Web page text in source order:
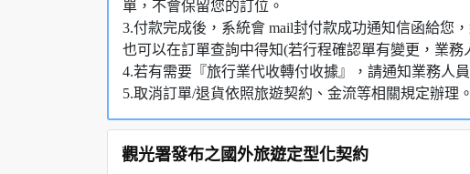
單，不會保留您的訂位。
3.付款完成後，系統會 mail封付款成功通知信函給您
也可以在訂單查詢中得知(若行程確認單有變更，業務
4.若有需要『旅行業代收轉付收據』，請通知業務人
5.取消訂單/退貨依照旅遊契約、金流等相關規定辦理。
觀光署發布之國外旅遊定型化契約